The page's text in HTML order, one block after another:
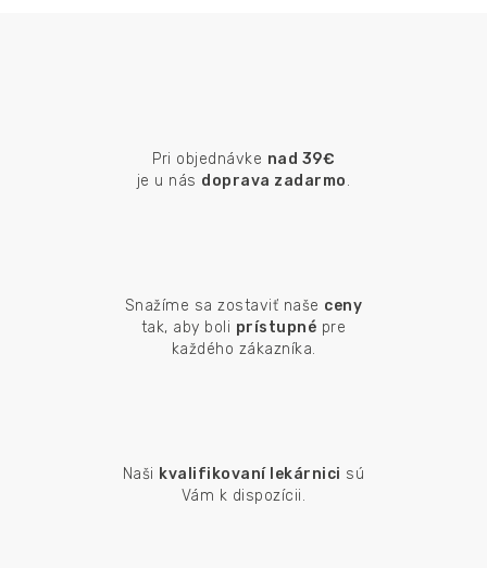
Pri objednávke nad 39€
je u nás doprava zadarmo.
Snažíme sa zostaviť naše ceny
tak, aby boli prístupné pre
každého zákazníka.
Naši kvalifikovaní lekárnici sú
Vám k dispozícii.